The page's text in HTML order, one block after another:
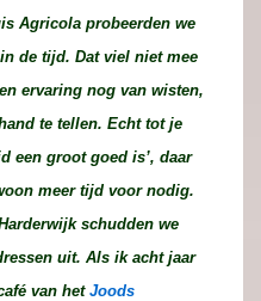
Agricola probeerden we
de tijd. Dat viel niet mee
ervaring nog van wisten,
te tellen. Echt tot je
een groot goed is’, daar
meer tijd voor nodig.
schudden we
uit. Als ik acht jaar
van het Joods